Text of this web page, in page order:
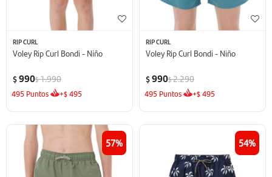
RIP CURL
Voley Rip Curl Bondi - Niño
$990$1.990
495 Puntos +$495
RIP CURL
Voley Rip Curl Bondi - Niño
$990$2.290
495 Puntos +$495
57 54